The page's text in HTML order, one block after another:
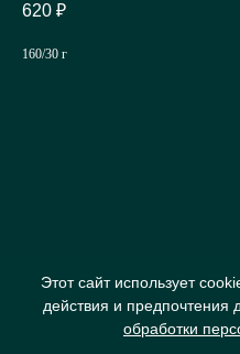
620 ₽
160/30 г
Этот сайт использует
действия и предпочтения
обработки